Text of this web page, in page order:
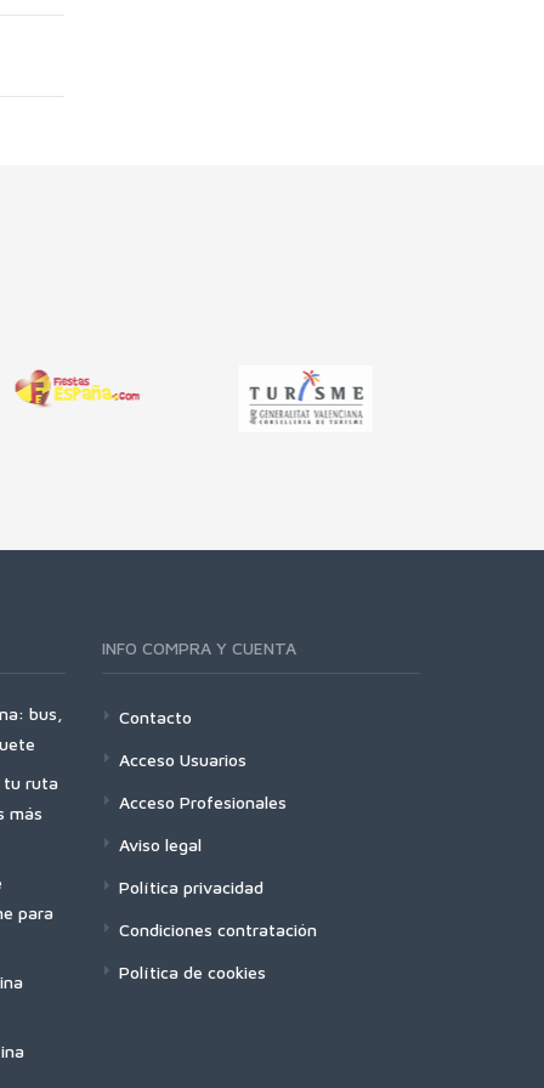
bus,
tu ruta
más
para
INFO COMPRA Y CUENTA
Contacto
Acceso Usuarios
Acceso Profesionales
Aviso legal
Política privacidad
Condiciones contratación
Política de cookies